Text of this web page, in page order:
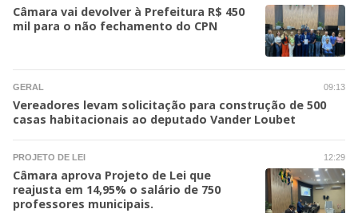
Câmara vai devolver à Prefeitura R$ 450
mil para o não fechamento do CPN
09:13
GERAL
Vereadores levam solicitação para construção de 500
casas habitacionais ao deputado Vander Loubet
12:29
PROJETO DE LEI
Câmara aprova Projeto de Lei que
reajusta em 14,95% o salário de 750
professores municipais.